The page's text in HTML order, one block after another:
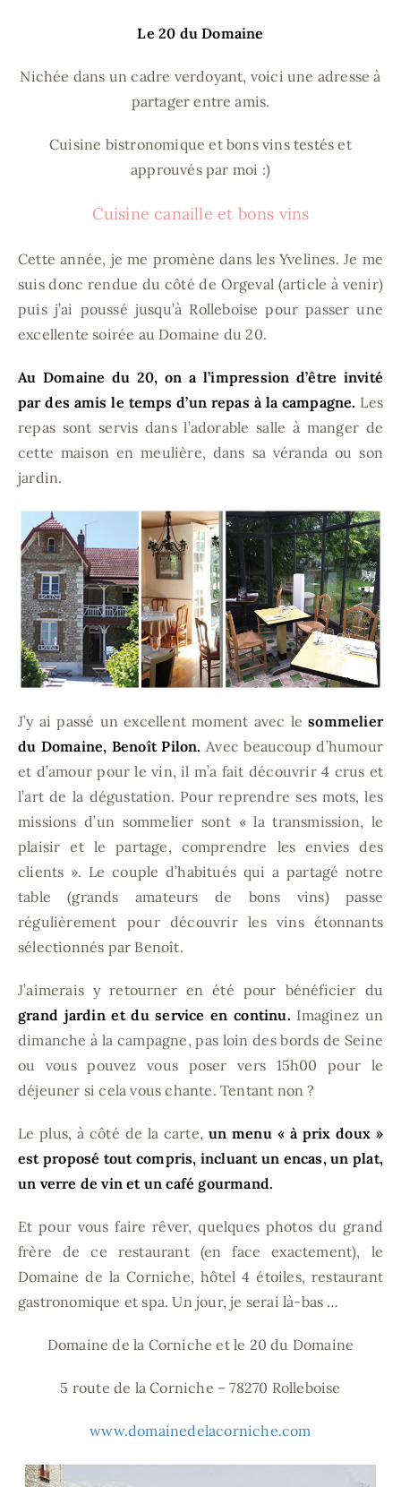
Le 20 du Domaine
Nichée dans un cadre verdoyant, voici une adresse à
partager entre amis.
Cuisine bistronomique et bons vins testés et
approuvés par moi :)
Cuisine canaille et bons vins
Cette année, je me promène dans les Yvelines. Je me
suis donc rendue du côté de Orgeval (article à venir)
puis j’ai poussé jusqu’à Rolleboise pour passer une
excellente soirée au Domaine du 20.
Au Domaine du 20, on a l’impression d’être invité
par des amis le temps d’un repas à la campagne. Les
repas sont servis dans l’adorable salle à manger de
cette maison en meulière, dans sa véranda ou son
jardin.
J’y ai passé un excellent moment avec lesommelier
du Domaine, Benoît Pilon. Avec beaucoup d’humour
et d’amour pour le vin, il m’a fait découvrir 4 crus et
l’art de la dégustation. Pour reprendre ses mots, les
missions d’un sommelier sont « la transmission, le
plaisir et le partage, comprendre les envies des
clients ». Le couple d’habitués qui a partagé notre
table (grands amateurs de bons vins) passe
régulièrement pour découvrir les vins étonnants
sélectionnés par Benoît.
J’aimerais y retourner en été pour bénéficier du
grand jardin et du service en continu. Imaginez un
dimanche à la campagne, pas loin des bords de Seine
ou vous pouvez vous poser vers 15h00 pour le
déjeuner si cela vous chante. Tentant non ?
Le plus, à côté de la carte, un menu « à prix doux »
est proposé tout compris, incluant un encas, un plat,
un verre de vin et un café gourmand.
Et pour vous faire rêver, quelques photos du grand
frère de ce restaurant (en face exactement), le
Domaine de la Corniche, hôtel 4 étoiles, restaurant
gastronomique et spa. Un jour, je serai là-bas …
Domaine de la Corniche et le 20 du Domaine
5 route de la Corniche – 78270 Rolleboise
www.domainedelacorniche.com